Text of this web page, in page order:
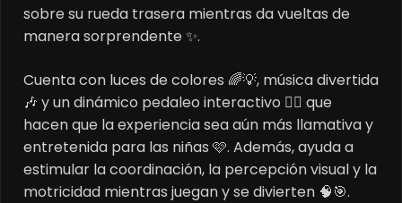
sobre su rueda trasera mientras da vueltas de
manera sorprendente ✨.
Cuenta con luces de colores 🌈💡, música divertida
🎶 y un dinámico pedaleo interactivo 🚴‍♀️ que
hacen que la experiencia sea aún más llamativa y
entretenida para las niñas 🩷. Además, ayuda a
estimular la coordinación, la percepción visual y la
motricidad mientras juegan y se divierten 🧠🎯.